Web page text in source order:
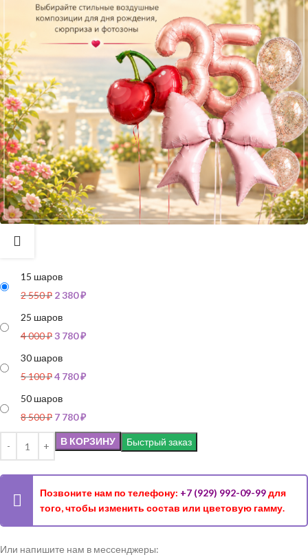
15 шаров
2 550₽ 2 380₽
25 шаров
4 000₽3 780₽
30 шаров
5 100₽4 780₽
50 шаров
8 500₽ 7 780₽
В КОРЗИНУ Быстрый заказ
Позвоните нам по телефону: +7 (929) 992-09-99для
того, чтобы изменить состав или цветовую гамму.
Или напишите нам в мессенджеры: